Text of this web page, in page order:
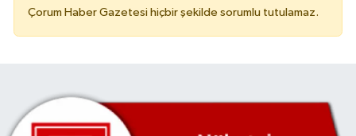
Çorum Haber Gazetesi hiçbir şekilde sorumlu tutulamaz.